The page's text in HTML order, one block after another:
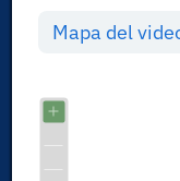
Mapa del